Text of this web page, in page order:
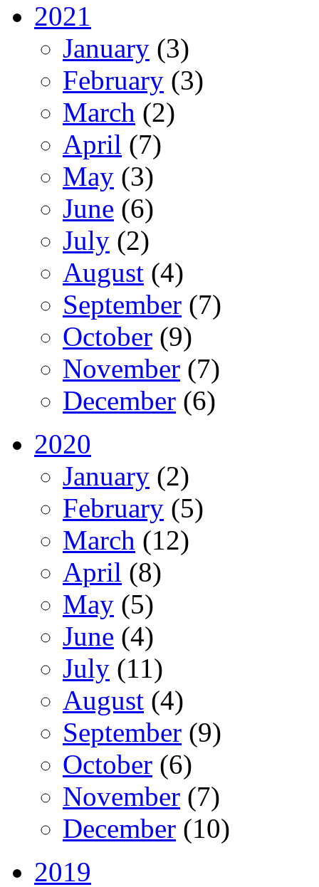
2021
January (3)
February (3)
March (2)
April (7)
May (3)
June (6)
July (2)
August (4)
September (7)
October (9)
November (7)
December (6)
2020
January (2)
February (5)
March (12)
April (8)
May (5)
June (4)
July (11)
August (4)
September (9)
October (6)
November (7)
December (10)
2019